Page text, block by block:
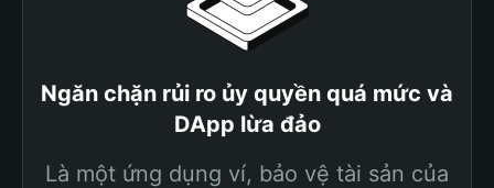
Ngăn chặn rủi ro ủy quyền quá mức và
DApp lừa đảo
Là một ứng dụng ví, bảo vệ tài sản của